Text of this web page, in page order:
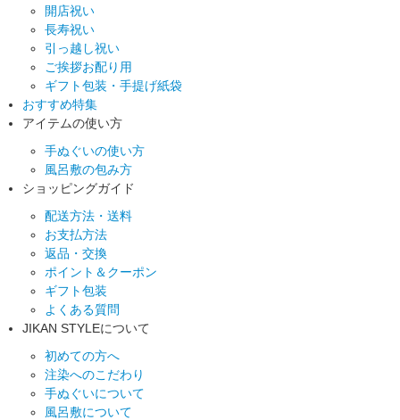
開店祝い
長寿祝い
引っ越し祝い
ご挨拶お配り用
ギフト包装・手提げ紙袋
おすすめ特集
アイテムの使い方
手ぬぐいの使い方
風呂敷の包み方
ショッピングガイド
配送方法・送料
お支払方法
返品・交換
ポイント＆クーポン
ギフト包装
よくある質問
JIKAN STYLEについて
初めての方へ
注染へのこだわり
手ぬぐいについて
風呂敷について